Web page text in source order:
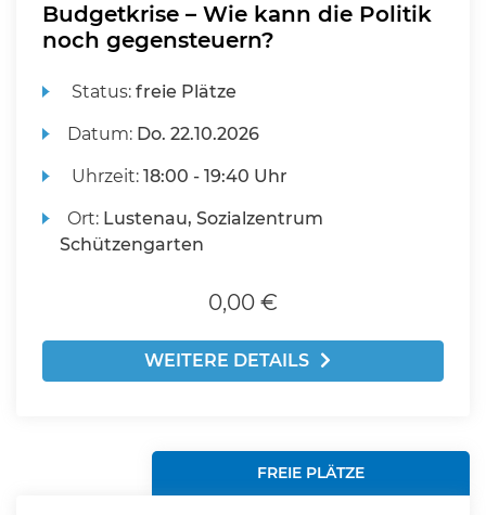
Budgetkrise – Wie kann die Politik
noch gegensteuern?
Status:freie Plätze
Datum: Do. 22.10.2026
Uhrzeit:18:00 - 19:40 Uhr
Ort: Lustenau, Sozialzentrum
Schützengarten
0,00 €
WEITERE DETAILS
FREIE PLÄTZE